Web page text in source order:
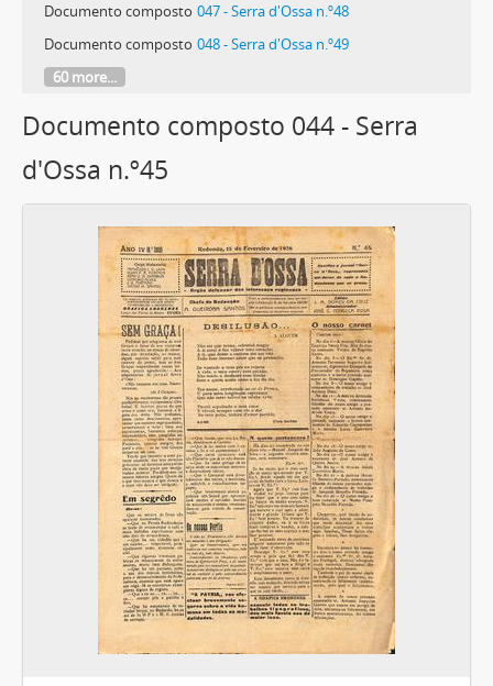
Documento composto 047 - Serra d'Ossa n.º48
Documento composto 048 - Serra d'Ossa n.º49
60 more...
Documento composto 044 - Serra
d'Ossa n.º45